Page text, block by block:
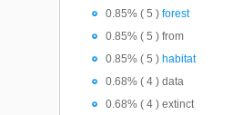
0.85% ( 5 )forest
0.85% ( 5 ) from
0.85% ( 5 ) habitat
0.68% ( 4 ) data
0.68% ( 4 ) extinct